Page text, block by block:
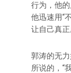
行为，他
他迅速用“
让自己真正
郭涛的无
所说的，“